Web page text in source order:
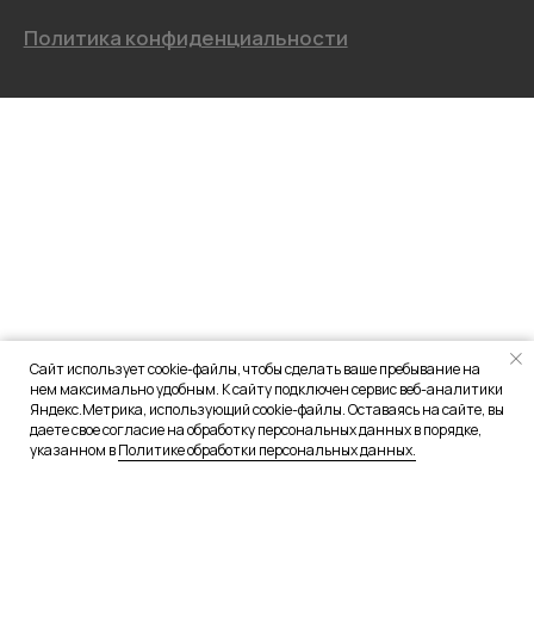
Сайт использует cookie-файлы, чтобы сделать ваше пребывание на
нем максимально удобным. К сайту подключен сервис веб-аналитики
Яндекс.Метрика, использующий cookie-файлы. Оставаясь на сайте, вы
даете свое согласие на обработку персональных данных в порядке,
указанном вПолитике обработки персональных данных.